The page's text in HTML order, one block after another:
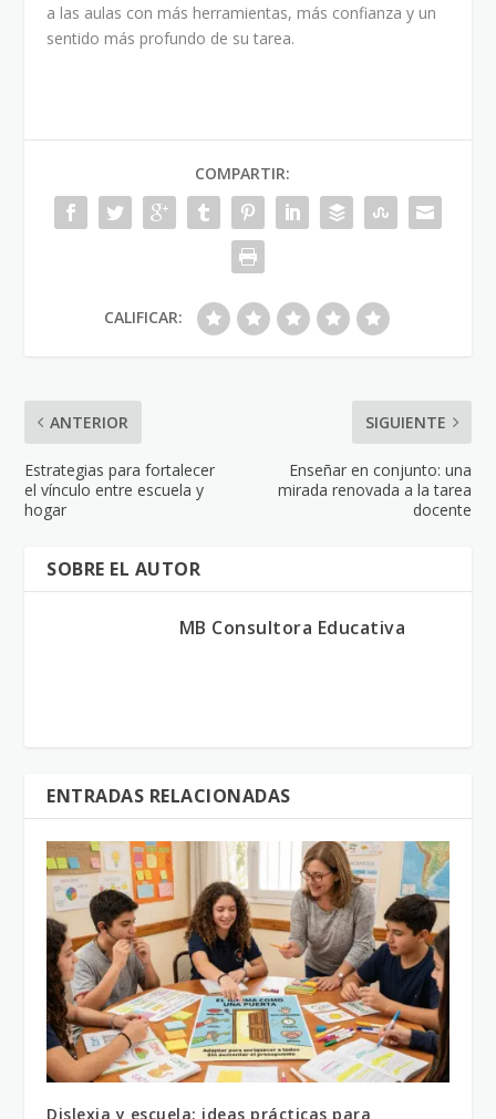
a las aulas con más herramientas, más confianza y un
sentido más profundo de su tarea.
COMPARTIR:
CALIFICAR:
ANTERIOR
Estrategias para fortalecer
el vínculo entre escuela y
hogar
SIGUIENTE
Enseñar en conjunto: una
mirada renovada a la tarea
docente
SOBRE EL AUTOR
MB Consultora Educativa
ENTRADAS RELACIONADAS
Dislexia y escuela: ideas prácticas para